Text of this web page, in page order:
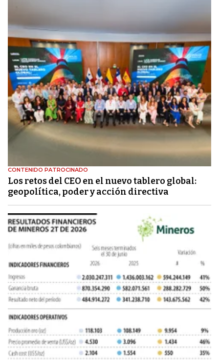
CONTENIDO PATROCINADO
Los retos del CEO en el nuevo tablero global:
geopolítica, poder y acción directiva